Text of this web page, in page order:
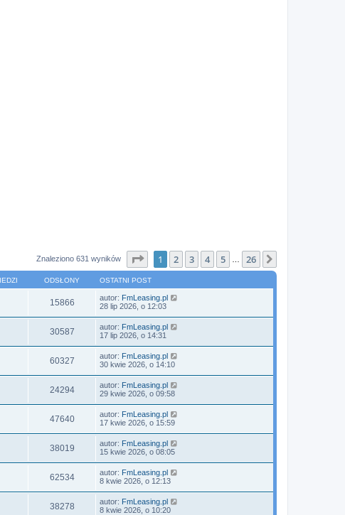
Znaleziono 631 wyników Strona1 26
1 2 3 4 5 26
ODSŁONY OSTATNI POST
15866 autor: FmLeasing.pl
28 lip 2026, o 12:03
30587 autor: FmLeasing.pl
17 lip 2026, o 14:31
60327 autor: FmLeasing.pl
30 kwie 2026, o 14:10
24294 autor: FmLeasing.pl
29 kwie 2026, o 09:58
47640 autor: FmLeasing.pl
17 kwie 2026, o 15:59
38019 autor: FmLeasing.pl
15 kwie 2026, o 08:05
62534 autor: FmLeasing.pl
8 kwie 2026, o 12:13
38278 autor: FmLeasing.pl
8 kwie 2026, o 10:20